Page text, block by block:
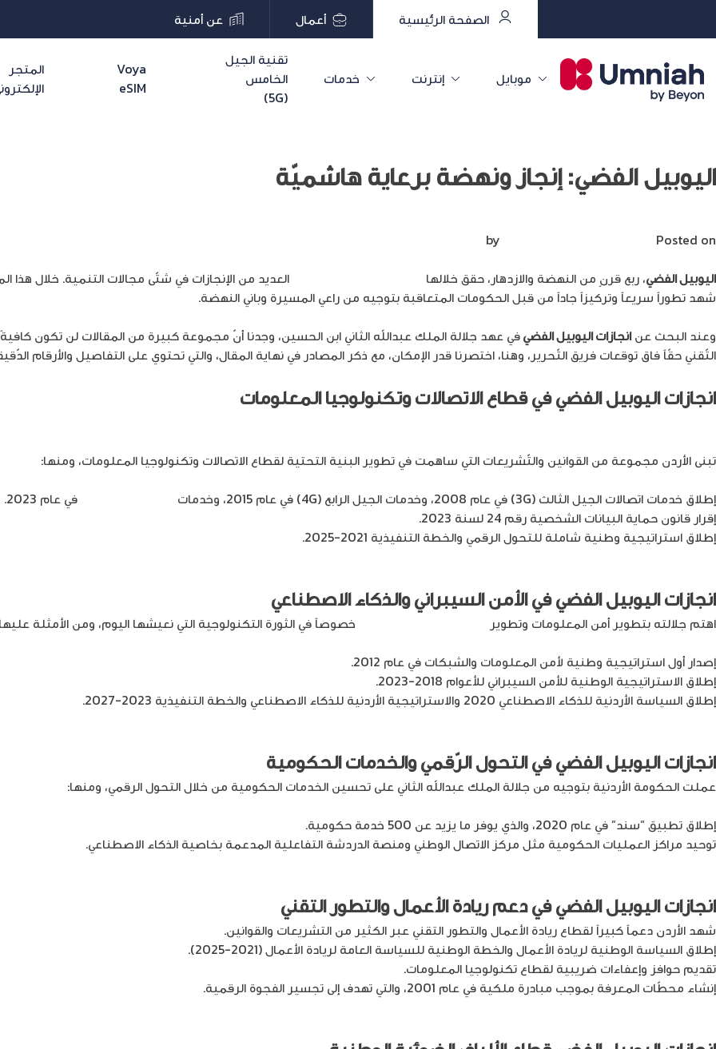
الصفحة الرئيسية أعمال عن أمنية
موبايل إنترنت خدمات
تقنية الجيل
الخامس
(5G)
Voya
eSIM
المتجر
اليوبيل الفضي: إنجاز ونهضة برعاية هاشميّة
Posted on
اليوبيل الفضي، ربع قرنٍ من النهضة والازدهار، حقق خلالها العديد من الإنجازات في شتّى مجالات التنمية. خلال هذا
شهد تطوراً سريعاً وتركيزاً جاداً من قبل الحكومات المتعاقبة بتوجيه من راعي المسيرة وباني النهضة.
وعند البحث عنانجازات اليوبيل الفضيفي عهد جلالة الملك عبدالله الثاني ابن الحسين، وجدنا أنّ مجموعة كبيرة من المقالات لن تكون
التّقني حقّاً فاق توقعات فريق التّحرير، وهنا، اختصرنا قدر الإمكان، مع ذكر المصادر في نهاية المقال، والتي تحتوي على التفاصيل والأرقام
انجازات اليوبيل الفضيفي قطاع الاتصالات وتكنولوجيا المعلومات
تبنى الأردن مجموعة من القوانين والتّشريعات التي ساهمت في تطوير البنية التحتية لقطاع الاتصالات وتكنولوجيا المعلومات، ومنها:
إطلاق خدمات اتصالات الجيل الثالث (3G) في عام 2008، وخدمات الجيل الرابع (4G) في عام 2015، وخدمات
في عام 2023.
إقرار قانون حماية البيانات الشخصية رقم 24 لسنة 2023.
إطلاق استراتيجية وطنية شاملة للتحول الرقمي والخطة التنفيذية 2021-2025.
انجازات اليوبيل الفضيفي الأمن السيبراني والذكاء الاصطناعي
اهتم جلالته بتطوير أمن المعلومات وتطوير
خصوصاً في الثورة التكنولوجية التي نعيشها اليوم، ومن الأمثلة
إصدار أول استراتيجية وطنية لأمن المعلومات والشبكات في عام 2012.
إطلاق الاستراتيجية الوطنية للأمن السيبراني للأعوام 2018-2023.
إطلاق السياسة الأردنية للذكاء الاصطناعي 2020 والاستراتيجية الأردنية للذكاء الاصطناعي والخطة التنفيذية 2023-2027.
انجازات اليوبيل الفضيفي التحول الرّقمي والخدمات الحكومية
عملت الحكومة الأردنية بتوجيه من جلالة الملك عبدالله الثاني على تحسين الخدمات الحكومية من خلال التحول الرقمي، ومنها:
إطلاق تطبيق “سند” في عام 2020، والذي يوفر ما يزيد عن 500 خدمة حكومية.
توحيد مراكز العمليات الحكومية مثل مركز الاتصال الوطني ومنصة الدردشة التفاعلية المدعمة بخاصية الذكاء الاصطناعي.
انجازات اليوبيل الفضيفي دعم ريادة الأعمال والتطور التقني
شهد الأردن دعماً كبيراً لقطاع ريادة الأعمال والتطور التقني عبر الكثير من التشريعات والقوانين.
إطلاق السياسة الوطنية لريادة الأعمال والخطة الوطنية للسياسة العامة لريادة الأعمال (2021-2025).
تقديم حوافز وإعفاءات ضريبية لقطاع تكنولوجيا المعلومات.
إنشاء محطّات المعرفة بموجب مبادرة ملكية في عام 2001، والتي تهدف إلى تجسير الفجوة الرقمية.